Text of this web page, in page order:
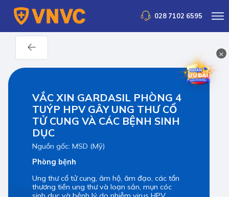
028 7102 6595
VẮC XIN GARDASIL PHÒNG 4
TUÝP HPV GÂY UNG THƯ CỔ
TỬ CUNG VÀ CÁC BỆNH SINH
DỤC
Nguồn gốc: MSD (Mỹ)
Phòng bệnh
Ung thư cổ tử cung, âm hộ, âm đạo, các tổn
thương tiền ung thư và loạn sản, mụn cóc
×